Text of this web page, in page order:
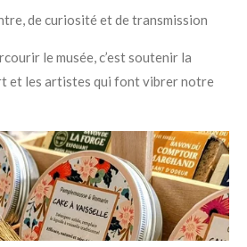
de curiosité et de transmission
le musée, c’est soutenir la
et les artistes qui font vibrer notre